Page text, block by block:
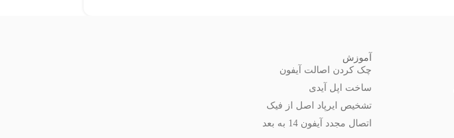
آموزش
چک کردن اصالت آیفون
ساخت اپل آیدی
تشخیص ایرپاد اصل از فیک
اتصال مجدد آیفون 14 به بعد